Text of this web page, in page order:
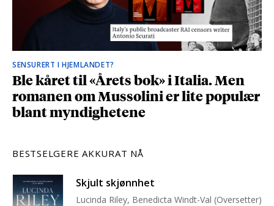
SENSURERT I HJEMLANDET?
Ble kåret til «Årets bok» i Italia. Men
romanen om Mussolini er lite populær
blant myndighetene
BESTSELGERE AKKURAT NÅ
Skjult skjønnhet
Lucinda Riley, Benedicta Windt-Val (Oversetter)